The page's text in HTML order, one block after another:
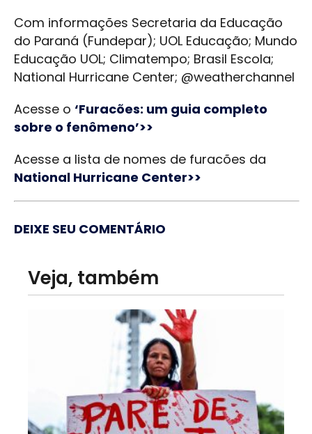
Com informações Secretaria da Educação
do Paraná (Fundepar); UOL Educação; Mundo
Educação UOL; Climatempo; Brasil Escola;
National Hurricane Center; @weatherchannel
Acesse o ‘Furacões: um guia completo
sobre o fenômeno’>>
Acesse a lista de nomes de furacões da
National Hurricane Center>>
DEIXE SEU COMENTÁRIO
Veja, também